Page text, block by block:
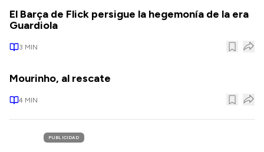
El Barça de Flick persigue la hegemonía de la era
Guardiola
3 MIN
Mourinho, al rescate
4 MIN
PUBLICIDAD